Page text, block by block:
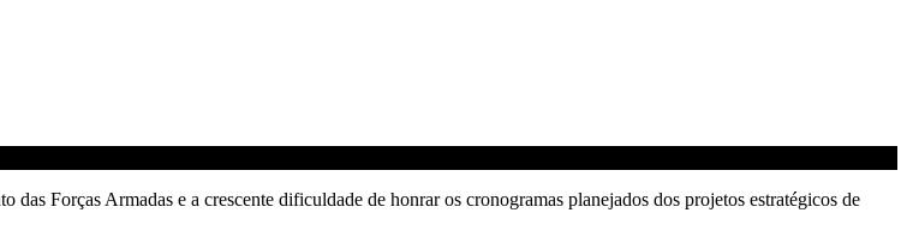
Forças Armadas e a crescente dificuldade de honrar os cronogramas planejados dos projetos estratégicos de